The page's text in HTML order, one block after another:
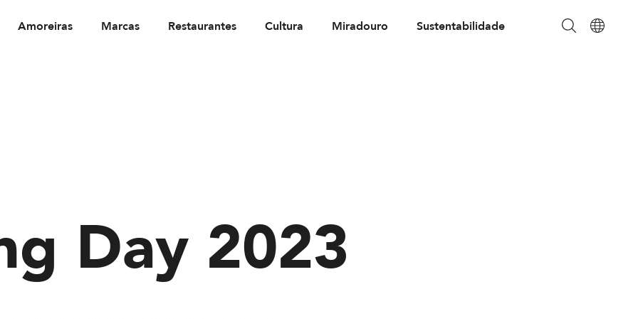
Amoreiras Marcas Restaurantes Cultura Miradouro Sustentabilidade
Day 2023